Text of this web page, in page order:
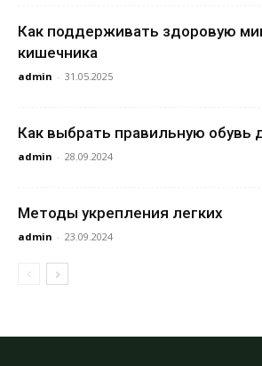
Как поддерживать здоровую
кишечника
admin - 31.05.2025
Как выбрать правильную обувь
admin - 28.09.2024
Методы укрепления легких
admin - 23.09.2024